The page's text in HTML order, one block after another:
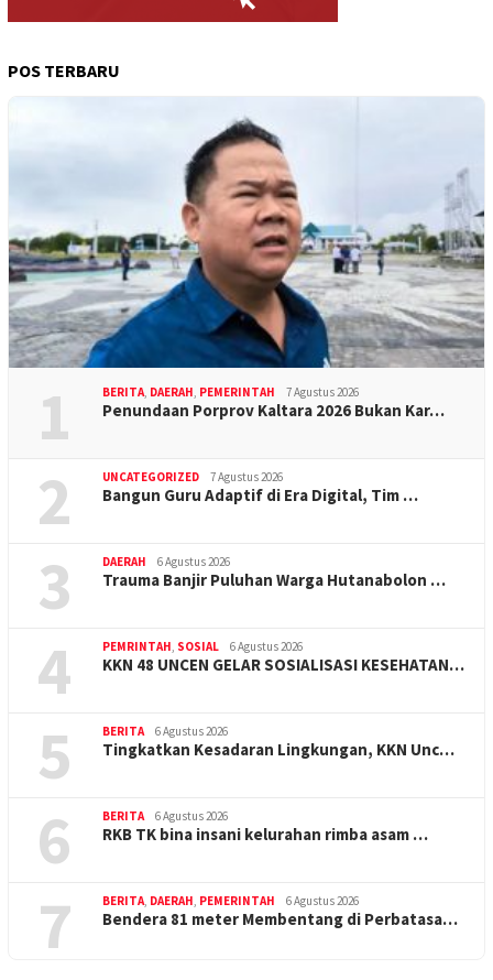
POS TERBARU
1 BERITA, DAERAH, PEMERINTAH 7 Agustus 2026
Penundaan Porprov Kaltara 2026 Bukan Kar…
2 UNCATEGORIZED 7 Agustus 2026
Bangun Guru Adaptif di Era Digital, Tim …
3 DAERAH 6 Agustus 2026
Trauma Banjir Puluhan Warga Hutanabolon …
4 PEMRINTAH, SOSIAL 6 Agustus 2026
KKN 48 UNCEN GELAR SOSIALISASI KESEHATAN…
5 BERITA 6 Agustus 2026
Tingkatkan Kesadaran Lingkungan, KKN Unc…
6 BERITA 6 Agustus 2026
RKB TK bina insani kelurahan rimba asam …
7 BERITA, DAERAH, PEMERINTAH 6 Agustus 2026
Bendera 81 meter Membentang di Perbatasa…